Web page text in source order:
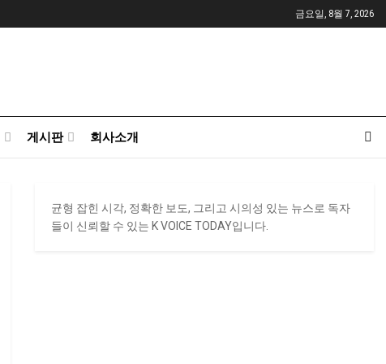
금요일, 8월 7, 2026
게시판 회사소개
균형 잡힌 시각, 정확한 보도, 그리고 시의성 있는 뉴스로 독자
들이 신뢰할 수 있는 K VOICE TODAY입니다.